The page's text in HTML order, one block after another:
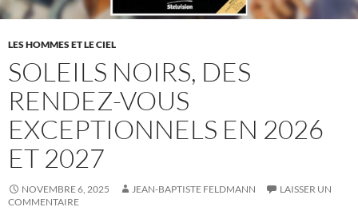
LES HOMMES ET LE CIEL
SOLEILS NOIRS, DES
RENDEZ-VOUS
EXCEPTIONNELS EN 2026
ET 2027
NOVEMBRE 6, 2025 JEAN-BAPTISTE FELDMANN
LAISSER UN
COMMENTAIRE